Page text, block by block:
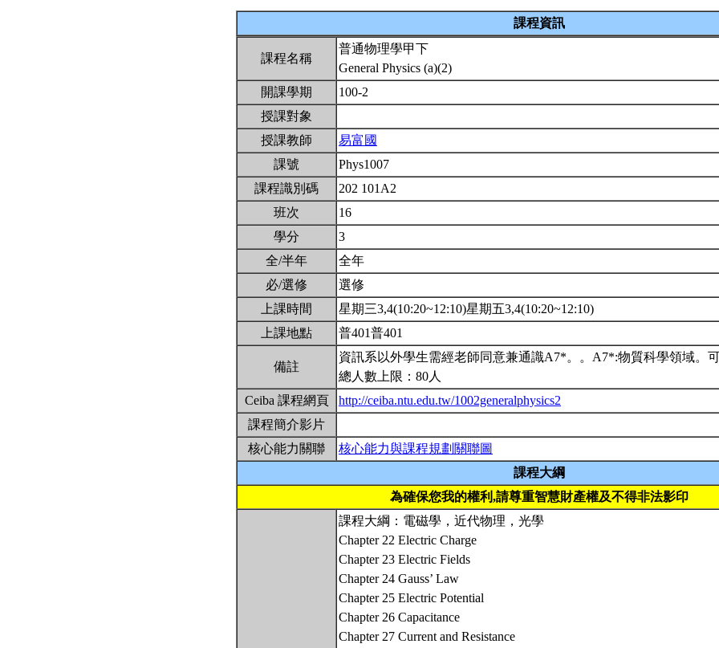
課程資訊
課程名稱
普通物理學甲下
General Physics (a)(2)
開課學期
100-2
授課對象
授課教師
易富國
課號
Phys1007
課程識別碼
202 101A2
班次
16
學分
3
全/半年
全年
必/選修
選修
上課時間
星期三3,4(10:20~12:10)星期五3,4(10:20~12:10)
上課地點
普401普401
備註
資訊系以外學生需經老師同意兼通識A7*。。A7*:物質科學領域。
總人數上限：80人
Ceiba 課程網頁
http://ceiba.ntu.edu.tw/1002generalphysics2
課程簡介影片
核心能力關聯
核心能力與課程規劃關聯圖
課程大綱
為確保您我的權利,請尊重智慧財產權及不得非法影印
課程大綱：電磁學，近代物理，光學
Chapter 22 Electric Charge
Chapter 23 Electric Fields
Chapter 24 Gauss’ Law
Chapter 25 Electric Potential
Chapter 26 Capacitance
Chapter 27 Current and Resistance